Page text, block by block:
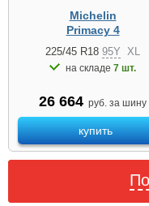
Michelin
Primacy 4
225/45 R18 95Y XL
на складе 7 шт.
26 664 руб. за шину
купить